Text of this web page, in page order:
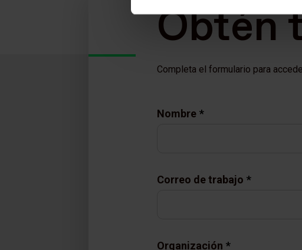
Obtén
Completa el formulario para
Nombre
Correo de trabajo
Organización